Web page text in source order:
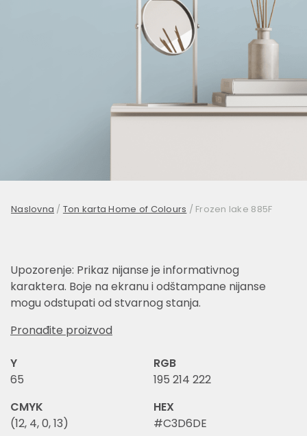
Naslovna / Ton karta Home of Colours / Frozen lake 885F
Upozorenje: Prikaz nijanse je informativnog
karaktera. Boje na ekranu i odštampane nijanse
mogu odstupati od stvarnog stanja.
Pronađite proizvod
Y
65
RGB
195 214 222
CMYK
(12, 4, 0, 13)
HEX
#C3D6DE